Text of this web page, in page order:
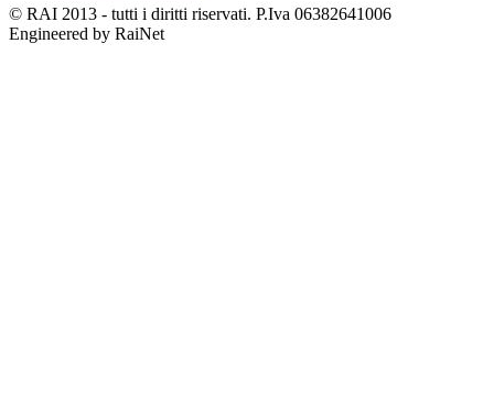
© RAI 2013 - tutti i diritti riservati. P.Iva 06382641006
Engineered by RaiNet